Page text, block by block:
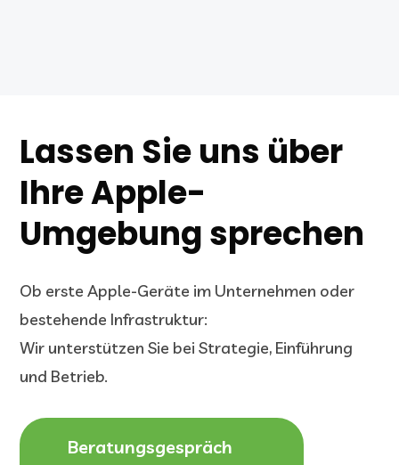
Lassen Sie uns über
Ihre Apple-
Umgebung sprechen
Ob erste Apple-Geräte im Unternehmen oder
bestehende Infrastruktur:
Wir unterstützen Sie bei Strategie, Einführung
und Betrieb.
Beratungsgespräch